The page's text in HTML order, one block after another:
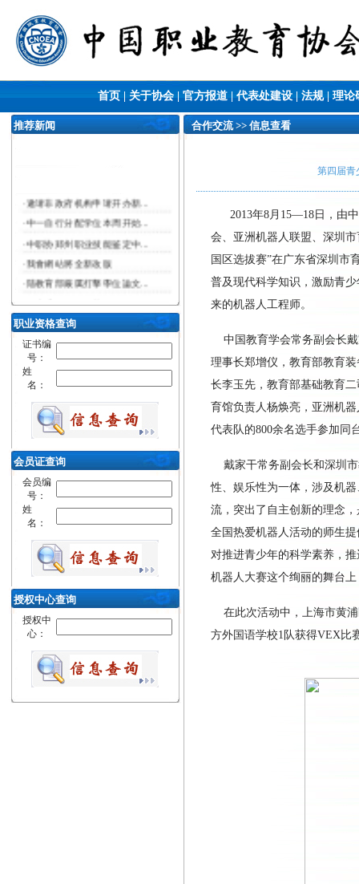
首页| 关于协会| 官方报道|代表处建设| 法规| 理论
推荐新闻
邀请非政府机构申请开办新...
中一自行分配学位本周开始...
中职协郑州职业技能鉴定中...
我會網站將全新改版
陆教育部嚴厲打擊學位論文...
·​勞工及福利...
·勞工處舉辦職業健康公開講...
职业资格查询
证书编
号：
姓
名：
会员证查询
会员编
号：
姓
名：
授权中心查询
授权中
心：
合作交流 >> 信息查看
第四届青
2013年8月15—18 日，由
会、亚洲机器人联盟、深圳
国区选拔赛”在广东省深圳市
普及现代科学知识，激励青
来的机器人工程师。
中国教育学会常务副会长戴
理事长郑增仪，教育部教育
长李玉先，教育部基础教育
育馆负责人杨焕亮，亚洲机
代表队的800余名选手参加同
戴家干常务副会长和深圳市
性、娱乐性为一体，涉及机
流，突出了自主创新的理念
全国热爱机器人活动的师生
对推进青少年的科学素养，
机器人大赛这个绚丽的舞台
在此次活动中，上海市黄
方外国语学校1 队获得VEX比